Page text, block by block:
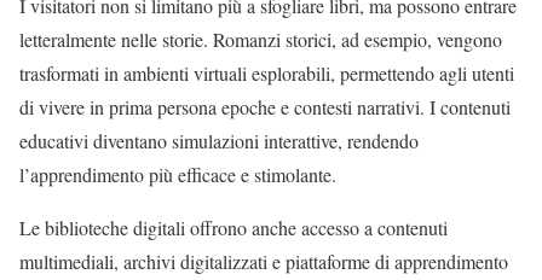
letteralmente nelle storie. Romanzi storici, ad esempio, vengono
trasformati in ambienti virtuali esplorabili, permettendo agli utenti
di vivere in prima persona epoche e contesti narrativi. I contenuti
educativi diventano simulazioni interattive, rendendo
l’apprendimento più efficace e stimolante.
Le biblioteche digitali offrono anche accesso a contenuti
multimediali, archivi digitalizzati e piattaforme di apprendimento